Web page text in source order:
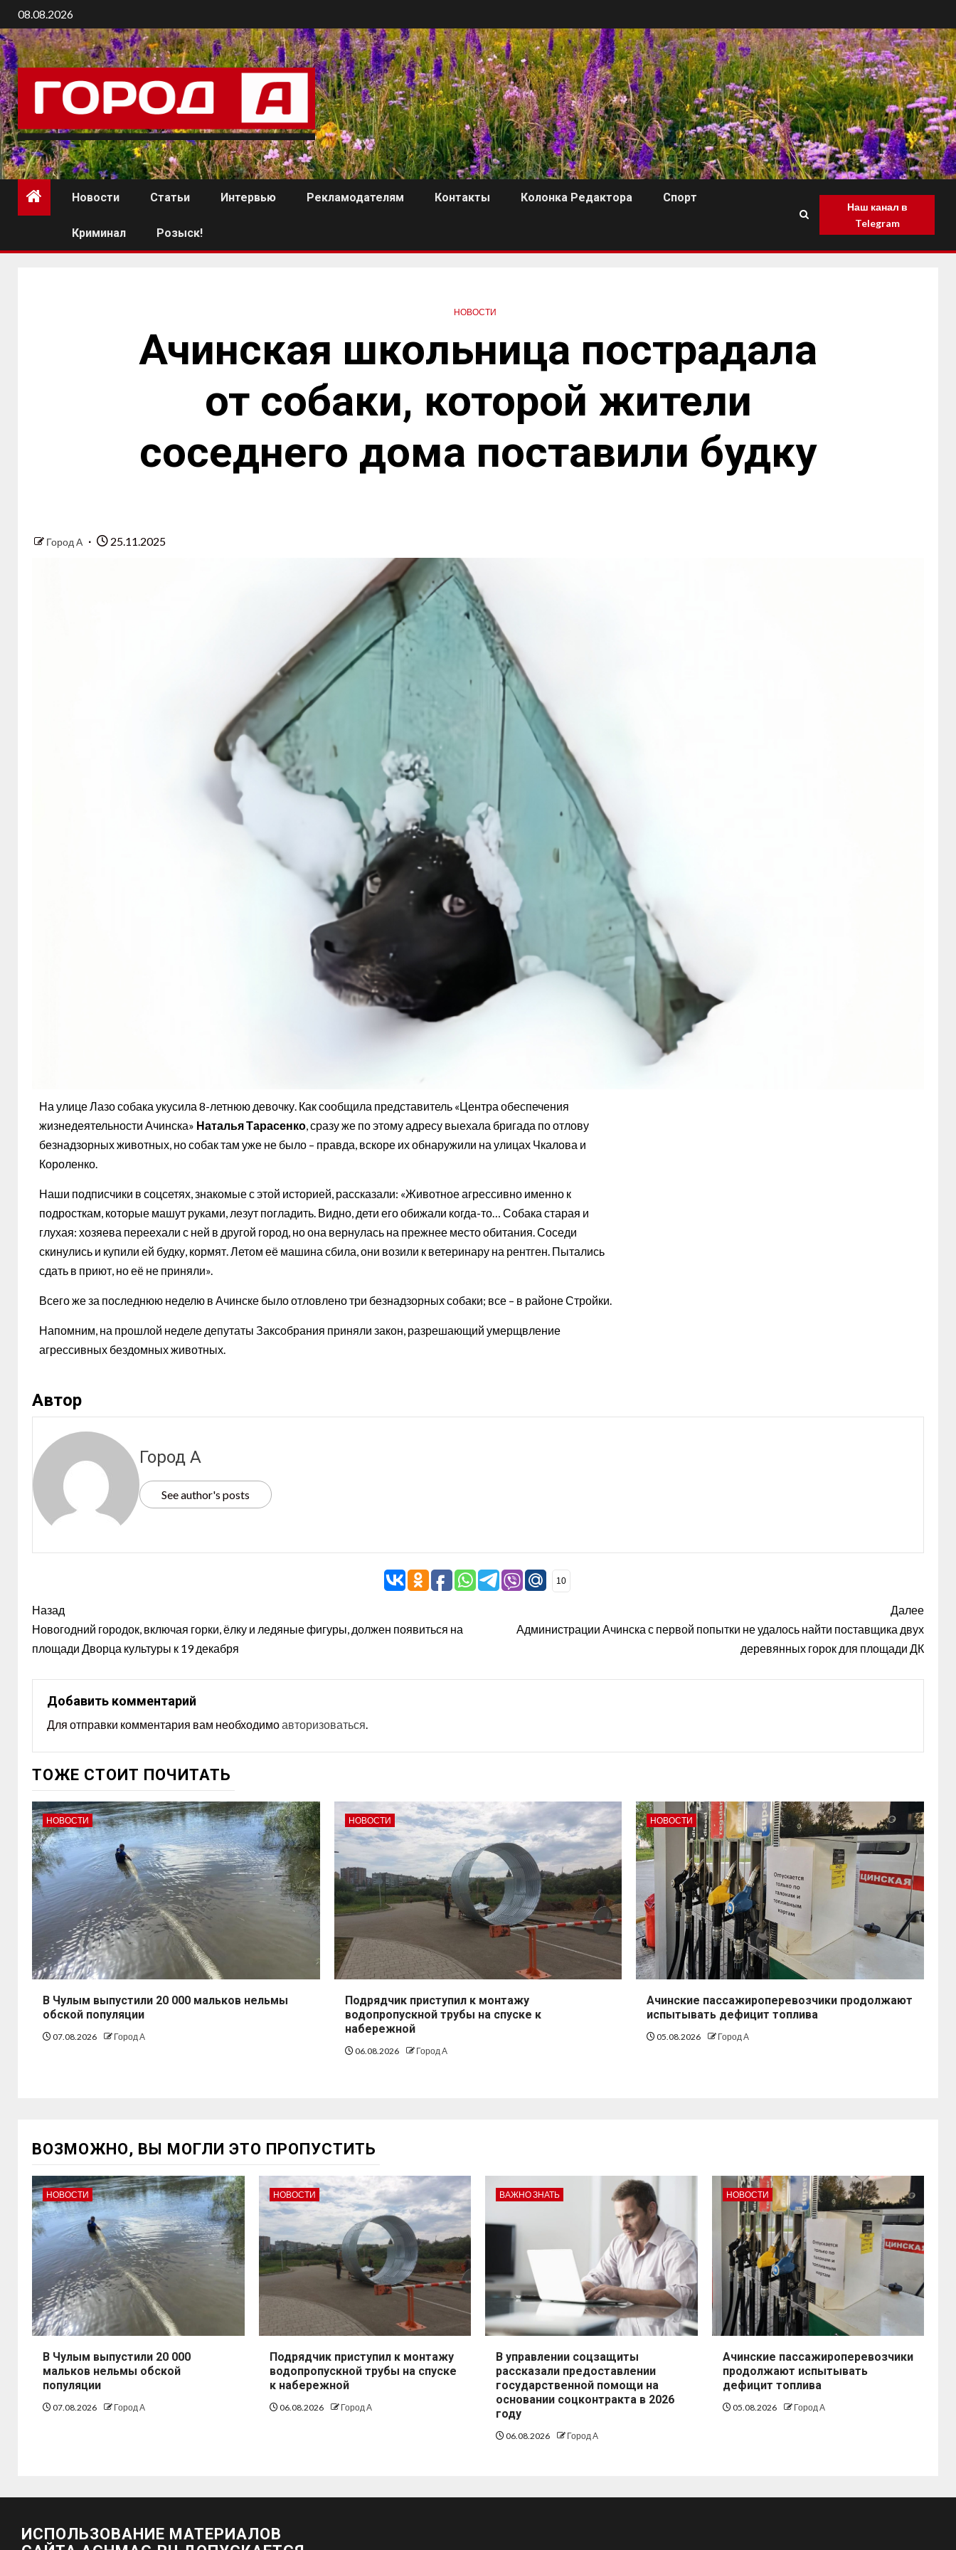
08.08.2026
Новости Статьи Интервью Рекламодателям Контакты Колонка Редактора Спорт
Криминал Розыск!
Наш канал в
Telegram
НОВОСТИ
Ачинская школьница пострадала
от собаки, которой жители
соседнего дома поставили будку
Город А 25.11.2025
На улице Лазо собака укусила 8-летнюю девочку. Как сообщила представитель «Центра обеспечения
жизнедеятельности Ачинска» Наталья Тарасенко, сразу же по этому адресу выехала бригада по отлову
безнадзорных животных, но собак там уже не было – правда, вскоре их обнаружили на улицах Чкалова и
Короленко.
Наши подписчики в соцсетях, знакомые с этой историей, рассказали: «Животное агрессивно именно к
подросткам, которые машут руками, лезут погладить. Видно, дети его обижали когда-то… Собака старая и
глухая: хозяева переехали с ней в другой город, но она вернулась на прежнее место обитания. Соседи
скинулись и купили ей будку, кормят. Летом её машина сбила, они возили к ветеринару на рентген. Пытались
сдать в приют, но её не приняли».
Всего же за последнюю неделю в Ачинске было отловлено три безнадзорных собаки; все – в районе Стройки.
Напомним, на прошлой неделе депутаты Заксобрания приняли закон, разрешающий умерщвление
агрессивных бездомных животных.
Автор
Город А
See author's posts
10
Назад
Новогодний городок, включая горки, ёлку и ледяные фигуры, должен появиться на
площади Дворца культуры к 19 декабря
Далее
Администрации Ачинска с первой попытки не удалось найти поставщика двух
деревянных горок для площади ДК
Добавить комментарий
Для отправки комментария вам необходимоавторизоваться.
ТОЖЕ СТОИТ ПОЧИТАТЬ
НОВОСТИ
В Чулым выпустили 20 000 мальков нельмы
обской популяции
07.08.2026 Город А
НОВОСТИ
Подрядчик приступил к монтажу
водопропускной трубы на спуске к
набережной
06.08.2026 Город А
НОВОСТИ
Ачинские пассажироперевозчики продолжают
испытывать дефицит топлива
05.08.2026 Город А
ВОЗМОЖНО, ВЫ МОГЛИ ЭТО ПРОПУСТИТЬ
НОВОСТИ
В Чулым выпустили 20 000
мальков нельмы обской
популяции
07.08.2026 Город А
НОВОСТИ
Подрядчик приступил к монтажу
водопропускной трубы на спуске
к набережной
06.08.2026 Город А
ВАЖНО ЗНАТЬ
В управлении соцзащиты
рассказали предоставлении
государственной помощи на
основании соцконтракта в 2026
году
06.08.2026 Город А
НОВОСТИ
Ачинские пассажироперевозчики
продолжают испытывать
дефицит топлива
05.08.2026 Город А
ИСПОЛЬЗОВАНИЕ МАТЕРИАЛОВ